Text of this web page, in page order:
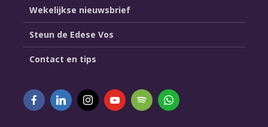
Wekelijkse nieuwsbrief
Steun de Edese Vos
Contact en tips